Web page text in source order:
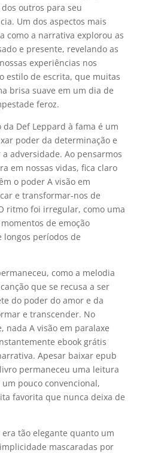
outros para seu
Um dos aspectos mais
como a narrativa explorou as
e presente, revelando as
experiências nos
estilo de escrita, que muitas
brisa suave em um dia de
feroz.
Def Leppard à fama é um
poder da determinação e
adversidade. Ao pensarmos
em nossas vidas, fica claro
o poder A visão em
e transformar-nos de
ritmo foi irregular, como uma
de emoção
longos períodos de
como a melodia
que se recusa a ser
do poder do amor e da
e transcender. No
nada A visão em paralaxe
ebook grátis
Apesar baixar epub
permaneceu uma leitura
pouco convencional,
favorita que nunca deixa de
tão elegante quanto um
mascaradas por